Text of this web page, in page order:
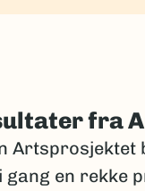
fra
Artsprosjektet
gang en rekke